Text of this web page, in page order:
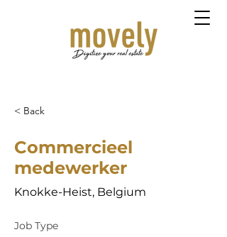
< Back
Commercieel
medewerker
Knokke-Heist, Belgium
Job Type